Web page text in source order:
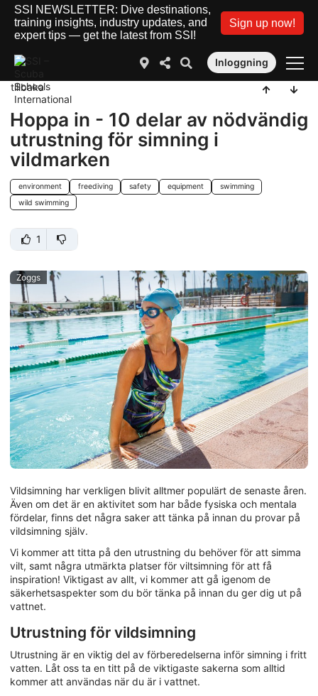
SSI NEWSLETTER: Dive destinations,
training insights, industry updates, and
expert tips — get the latest from SSI!
Sign up now!
Inloggning
tillbaka
Hoppa in - 10 delar av nödvändig
utrustning för simning i
vildmarken
environment freediving safety equipment
swimming
wild swimming
1
Zoggs
Vildsimning har verkligen blivit alltmer populärt de senaste åren.
Även om det är en aktivitet som har både fysiska och mentala
fördelar, finns det några saker att tänka på innan du provar på
vildsimning själv.
Vi kommer att titta på den utrustning du behöver för att simma
vilt, samt några utmärkta platser för viltsimning för att få
inspiration! Viktigast av allt, vi kommer att gå igenom de
säkerhetsaspekter som du bör tänka på innan du ger dig ut på
vattnet.
Utrustning för vildsimning
Utrustning är en viktig del av förberedelserna inför simning i fritt
vatten. Låt oss ta en titt på de viktigaste sakerna som alltid
kommer att användas när du är i vattnet.